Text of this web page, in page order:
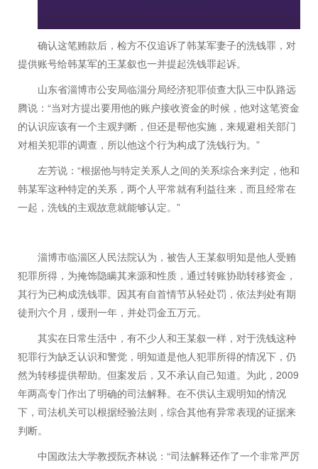
确认这笔贿款后，检方不仅追诉了韩某军妻子的洗钱罪，对
提供账号给韩某军的王某叙也一并提起洗钱罪起诉。
山东省淄博市公安局临淄分局经济犯罪侦查大队三中队路远
腾说： “当对方提出要用他的账户接收资金的时候，他对这笔资金
的认识应该有一个主观判断，但还是帮他实施，来规避相关部门
对相关犯罪的调查，所以他这个行为构成了洗钱行为。 ”
左芳说： “根据他与特定关系人之间的关系综合来判定，他和
韩某军这种特定的关系，两个人平常就有利益往来，而且经常在
一起，洗钱的主观故意就能够认定。 ”
淄博市临淄区人民法院认为，被告人王某叙明知是他人受贿
犯罪所得，为掩饰隐瞒其来源和性质，通过转账协助转移资金，
其行为已构成洗钱罪。因其有自首情节从轻处罚，依法判处有期
徒刑六个月，缓刑一年，并处罚金五万元。
其实在日常生活中，有不少人和王某叙一样，对于洗钱这种
犯罪行为缺乏认识和警觉，明知道是他人犯罪所得的情况下，仍
然为转移提供帮助。但案发后，又不承认自己知道。为此， 2009
年两高专门作出了明确的司法解释。在不供认主观明知的情况
下，司法机关可以根据经验法则，综合其他有异常表现的证据来
判断。
中国政法大学教授阮齐林说： “司法解释还作了一个非常严厉